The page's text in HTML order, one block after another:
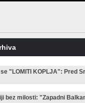
"LOMITI KOPLJA": Pred
bez milosti: "Zapadni